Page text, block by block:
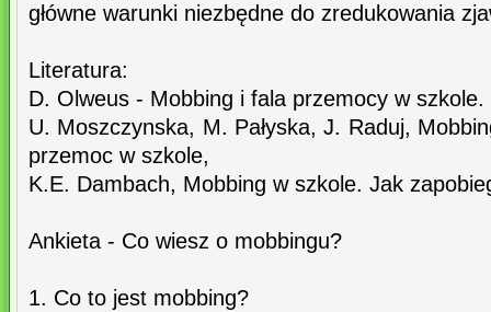
główne warunki niezbędne do zredukowania
Literatura:
D. Olweus - Mobbing i fala przemocy w
U. Moszczynska, M. Pałyska, J. Raduj,
przemoc w szkole,
K.E. Dambach, Mobbing w szkole. Jak
Ankieta - Co wiesz o mobbingu?
1. Co to jest mobbing?